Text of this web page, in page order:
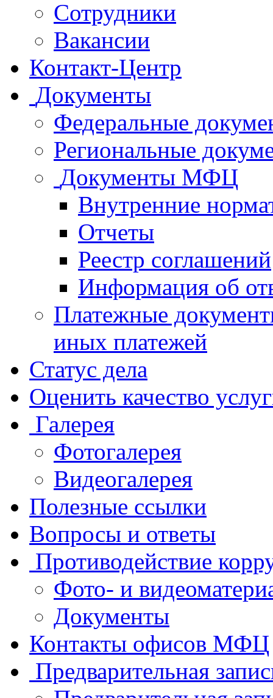
Сотрудники
Вакансии
Контакт-Центр
Документы
Федеральные
Региональные
Документы МФЦ
Внутренние
Отчеты
Реестр соглашений
Информация об
Платежные
иных платежей
Статус дела
Оценить качество
Галерея
Фотогалерея
Видеогалерея
Полезные ссылки
Вопросы и ответы
Противодействие
Фото- и
Документы
Контакты офисов МФЦ
Предварительная